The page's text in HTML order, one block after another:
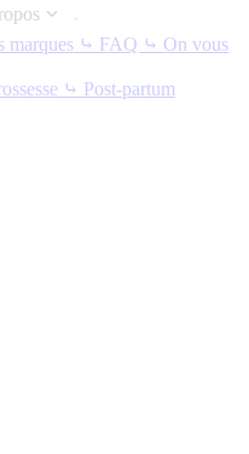
marques ⤷ FAQ ⤷ On vous
⤷ Post-partum